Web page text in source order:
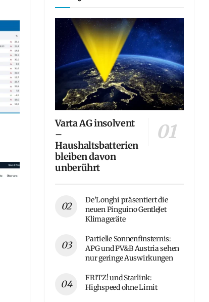
Varta AG insolvent
–
Haushaltsbatterien
bleiben davon
unberührt
De’Longhi präsentiert die
neuen Pinguino GentleJet
Klimageräte
Partielle Sonnenfinsternis:
APG und PV&B Austria sehen
nur geringe Auswirkungen
FRITZ! und Starlink:
Highspeed ohne Limit